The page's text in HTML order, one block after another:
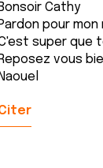
Bonsoir Cathy
Pardon pour mon
super que
Reposez vous
Naouel